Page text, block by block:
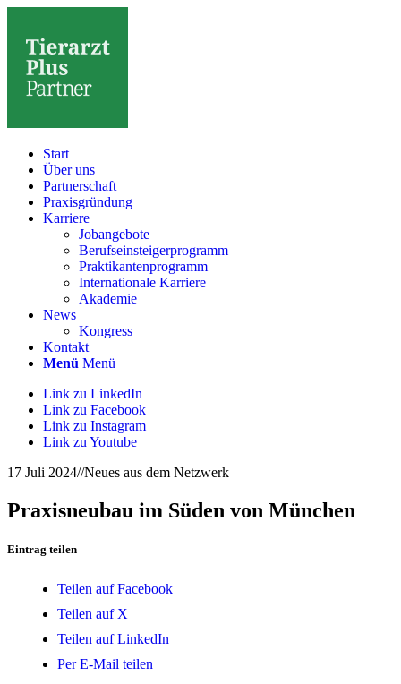
Start
Über uns
Partnerschaft
Praxisgründung
Karriere
Jobangebote
Berufseinsteigerprogramm
Praktikantenprogramm
Internationale Karriere
Akademie
News
Kongress
Kontakt
Menü Menü
Link zu LinkedIn
Link zu Facebook
Link zu Instagram
Link zu Youtube
17 Juli 2024//Neues aus dem Netzwerk
Praxisneubau im Süden von München
Eintrag teilen
Teilen auf Facebook
Teilen auf X
Teilen auf LinkedIn
Per E-Mail teilen